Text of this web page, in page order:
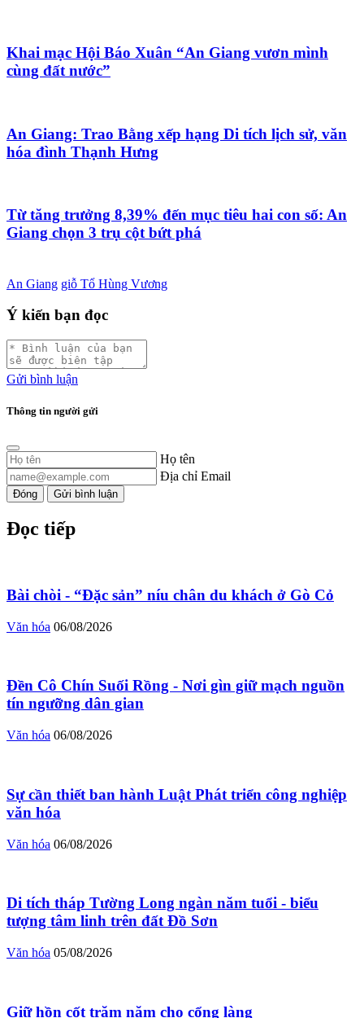
Khai mạc Hội Báo Xuân “An Giang vươn mình
cùng đất nước”
An Giang: Trao Bằng xếp hạng Di tích lịch sử, văn
hóa đình Thạnh Hưng
Từ tăng trưởng 8,39% đến mục tiêu hai con số: An
Giang chọn 3 trụ cột bứt phá
An Giang giỗ Tổ Hùng Vương
Ý kiến bạn đọc
Gửi bình luận
Thông tin người gửi
Họ tên
Địa chỉ Email
Đóng Gửi bình luận
Đọc tiếp
Bài chòi - “Đặc sản” níu chân du khách ở Gò Cỏ
Văn hóa 06/08/2026
Đền Cô Chín Suối Rồng - Nơi gìn giữ mạch nguồn
tín ngưỡng dân gian
Văn hóa 06/08/2026
Sự cần thiết ban hành Luật Phát triển công nghiệp
văn hóa
Văn hóa 06/08/2026
Di tích tháp Tường Long ngàn năm tuổi - biểu
tượng tâm linh trên đất Đồ Sơn
Văn hóa 05/08/2026
Giữ hồn cốt trăm năm cho cổng làng